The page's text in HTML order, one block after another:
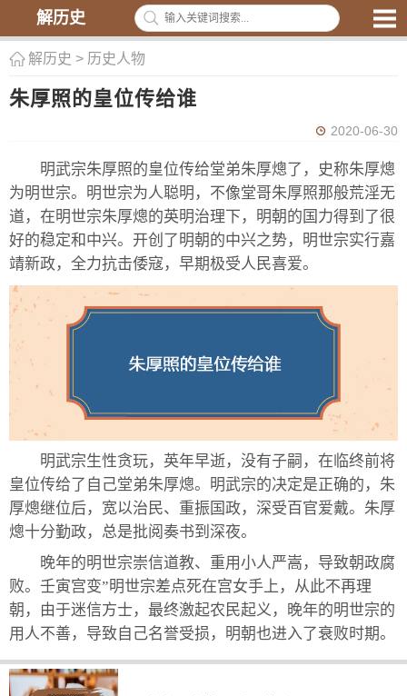
解历史
解历史 > 历史人物
朱厚照的皇位传给谁
2020-06-30
明武宗朱厚照的皇位传给堂弟朱厚熜了，史称朱厚熜
为明世宗。明世宗为人聪明，不像堂哥朱厚照那般荒淫无
道，在明世宗朱厚熜的英明治理下，明朝的国力得到了很
好的稳定和中兴。开创了明朝的中兴之势，明世宗实行嘉
靖新政，全力抗击倭寇，早期极受人民喜爱。
明武宗生性贪玩，英年早逝，没有子嗣，在临终前将
皇位传给了自己堂弟朱厚熜。明武宗的决定是正确的，朱
厚熜继位后，宽以治民、重振国政，深受百官爱戴。朱厚
熜十分勤政，总是批阅奏书到深夜。
晚年的明世宗崇信道教、重用小人严嵩，导致朝政腐
败。壬寅宫变”明世宗差点死在宫女手上，从此不再理
朝，由于迷信方士，最终激起农民起义，晚年的明世宗的
用人不善，导致自己名誉受损，明朝也进入了衰败时期。